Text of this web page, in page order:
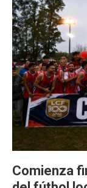
Comienza